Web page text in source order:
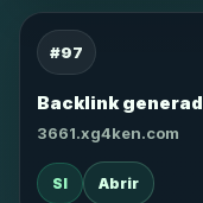
#97
Backlink
3661.xg4ken.com
SI Abrir